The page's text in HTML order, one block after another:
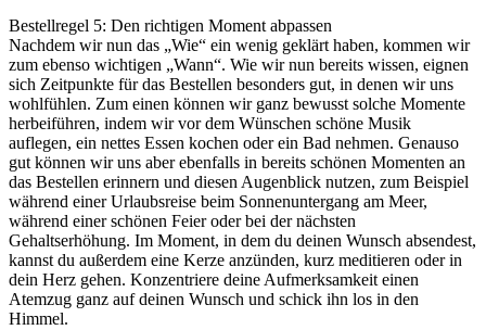
Bestellregel 5: Den richtigen Moment abpassen
Nachdem wir nun das „Wie“ ein wenig geklärt haben, kommen wir
zum ebenso wichtigen „Wann“. Wie wir nun bereits wissen, eignen
sich Zeitpunkte für das Bestellen besonders gut, in denen wir uns
wohlfühlen. Zum einen können wir ganz bewusst solche Momente
herbeiführen, indem wir vor dem Wünschen schöne Musik
auflegen, ein nettes Essen kochen oder ein Bad nehmen. Genauso
gut können wir uns aber ebenfalls in bereits schönen Momenten an
das Bestellen erinnern und diesen Augenblick nutzen, zum Beispiel
während einer Urlaubsreise beim Sonnenuntergang am Meer,
während einer schönen Feier oder bei der nächsten
Gehaltserhöhung. Im Moment, in dem du deinen Wunsch absendest,
kannst du außerdem eine Kerze anzünden, kurz meditieren oder in
dein Herz gehen. Konzentriere deine Aufmerksamkeit einen
Atemzug ganz auf deinen Wunsch und schick ihn los in den
Himmel.